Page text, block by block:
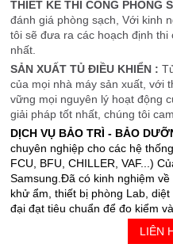
THIẾT KẾ THI CÔNG PHÒNG
đánh giá phòng sạch, Với kinh
tôi sẽ đưa ra các hoạch định
nhất.
SẢN XUẤT TỦ ĐIỀU KHIỂN :
của mọi nhà máy sản xuất, với
vững mọi nguyên lý hoạt động
giải pháp tốt nhất, chúng tôi
DỊCH VỤ BẢO TRÌ - BẢO
chuyên nghiệp cho các hệ
FCU, BFU, CHILLER, VAF...)
Samsung.Đã có kinh nghiệm
khử ẩm, thiết bị phòng Lab,
đại đạt tiêu chuẩn để đo kiểm
LIÊN